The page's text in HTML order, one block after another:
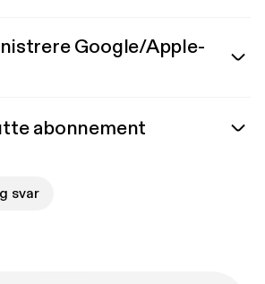
Google/Apple-
abonnement
svar